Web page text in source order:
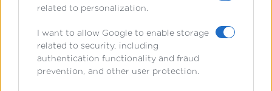
related to personalization.
I want to allow Google to enable storage
related to security, including
authentication functionality and fraud
prevention, and other user protection.